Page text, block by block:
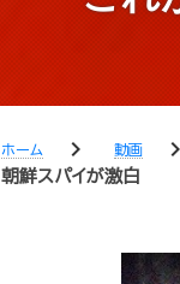
ホーム chevron_right 動画 chevron_right
朝鮮スパイが激白